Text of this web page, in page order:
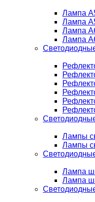
Лампа
Лампа
Лампа
Лампа
Лампы
Лампы
Лампа
Лампа